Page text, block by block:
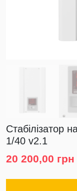
Стабілізатор
1/40 v2.1
20 200,00 грн